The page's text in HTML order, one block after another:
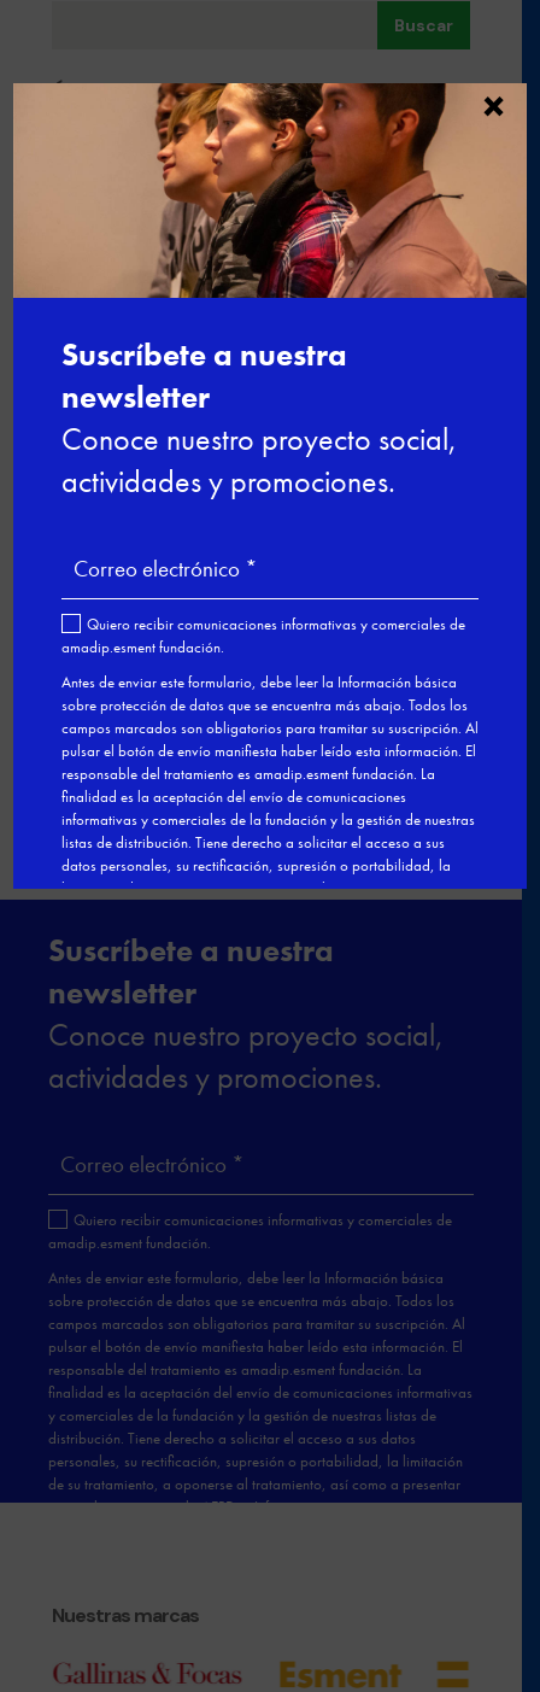
Buscar
Últimas noticias
Nuevo curso de gestión administrativa y
Ciberseguridad para el empleo: una
formación gratuita para impulsar tu
futuro digital
De la experiencia al aula: profesionales
Últimas plazas para el curso de Nutrición
y cocina saludable en Esment Inca
Nuestro modelo de FPDual en el
Congreso estatal sobre Empleo

←Dos aprendices de cocina, entre
los 50 finalistas del concurso Le
Cordon Blue
Esment Escola Professional, premio
a la Innovación Social por su modelo
de formación y orientación
Nuestras marcas
×